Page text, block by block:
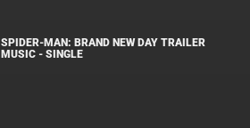
SPIDER-MAN: BRAND NEW DAY TRAILER
MUSIC - SINGLE